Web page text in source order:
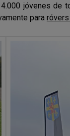
jóvenes de
para róvers